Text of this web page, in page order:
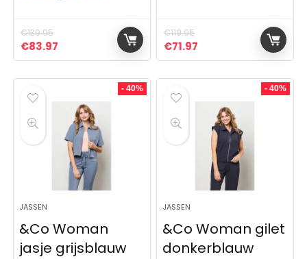
€139.95
Oorspronkelijke prijs was: €139.95.
€83.97 Huidige prijs is: €83.97.
€119.95
Oorspronkelijke prijs was:
€71.97 Huidige prijs is:
- 40%
JASSEN
&Co Woman
jasje grijsblauw
- 40%
JASSEN
&Co Woman gilet
donkerblauw